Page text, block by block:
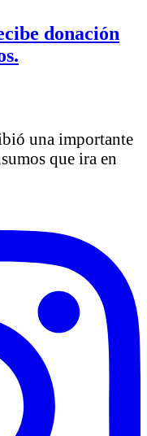
donación
una importante
que ira en